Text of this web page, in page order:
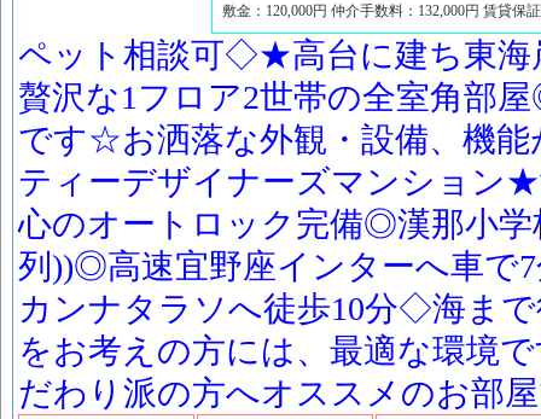
敷金：120,000円 仲介手数料：132,000円 賃貸
ペット相談可◇★高台に建ち東
贅沢な1フロア2世帯の全室角部
です☆お洒落な外観・設備、機
ティーデザイナーズマンション
心のオートロック完備◎漢那小
列))◎高速宜野座インターへ車で
カンナタラソへ徒歩10分◇海ま
をお考えの方には、最適な環境
だわり派の方へオススメのお部